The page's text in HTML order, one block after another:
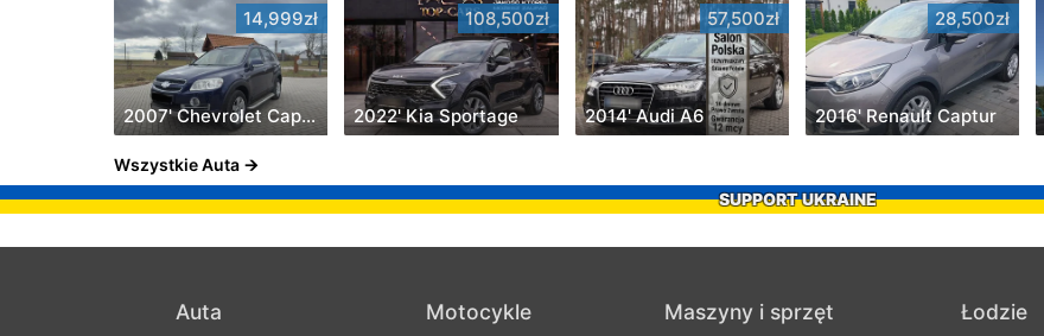
14,999zł
2007' Chevrolet Captiva
108,500zł
2022' Kia Sportage
57,500zł
2014' Audi A6
28,500zł
2016' Renault Captur
Wszystkie Auta
SUPPORT UKRAINE
Auta Motocykle Maszyny i sprzęt Łodzie